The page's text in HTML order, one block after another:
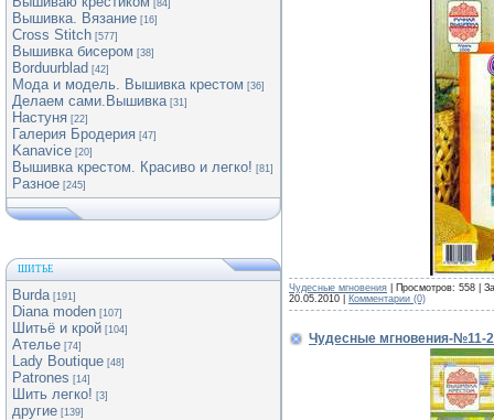
[84]
Вышивка. Вязание [16]
Cross Stitch [577]
Вышивка бисером [38]
Borduurblad [42]
Мода и модель. Вышивка крестом [36]
Делаем сами.Вышивка [31]
Настуня [22]
Галерия Бродерия [47]
Kanavice [20]
Вышивка крестом. Красиво и легко! [81]
Разное [245]
ШИТЬЕ
Burda [191]
Diana moden [107]
Шитьё и крой [104]
Ателье [74]
Lady Boutique [48]
Patrones [14]
Шить легко! [3]
другие [139]
Чудесные мгновения | Просмотров: 558 |
20.05.2010
Комментарии (0)
Чудесные мгновения-№11-